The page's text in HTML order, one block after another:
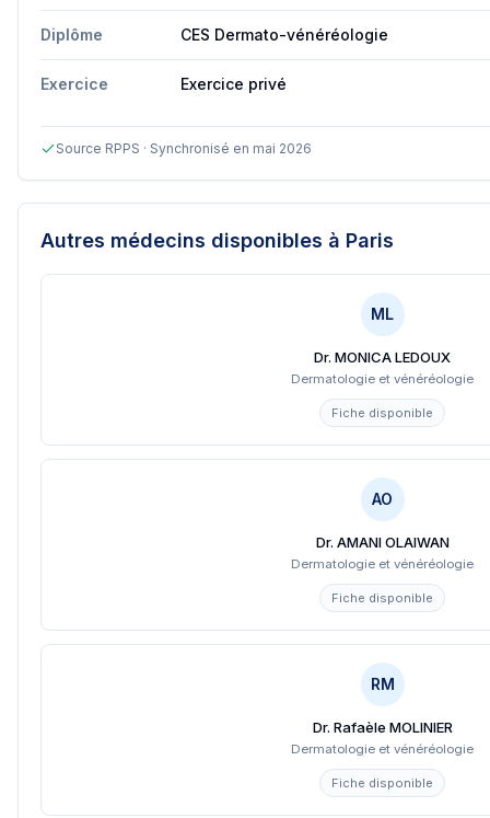
Diplôme CES Dermato-vénéréologie
Exercice Exercice privé
Source RPPS · Synchronisé en mai 2026
Autres médecins disponibles à Paris
ML
Dr. MONICA LEDOUX
Dermatologie et vénéréologie
Fiche disponible
AO
Dr. AMANI OLAIWAN
Dermatologie et vénéréologie
Fiche disponible
RM
Dr. Rafaèle MOLINIER
Dermatologie et vénéréologie
Fiche disponible